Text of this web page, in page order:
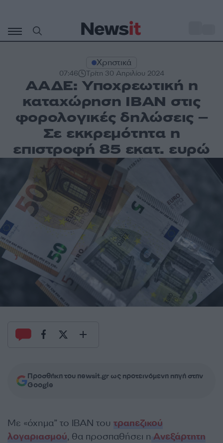
περιεχόμενο
Χρηστικά
07:46 Τρίτη 30 Απριλίου 2024
ΑΑΔΕ: Υποχρεωτική η
καταχώρηση ΙΒΑΝ στις
φορολογικές δηλώσεις –
Σε εκκρεμότητα η
επιστροφή 85 εκατ. ευρώ
Προσθήκη του newsit.gr ως προτεινόμενη πηγή στην
Google
Με «όχημα” το ΙΒΑΝ του τραπεζικού
λογαριασμού, θα προσπαθήσει η Ανεξάρτητη